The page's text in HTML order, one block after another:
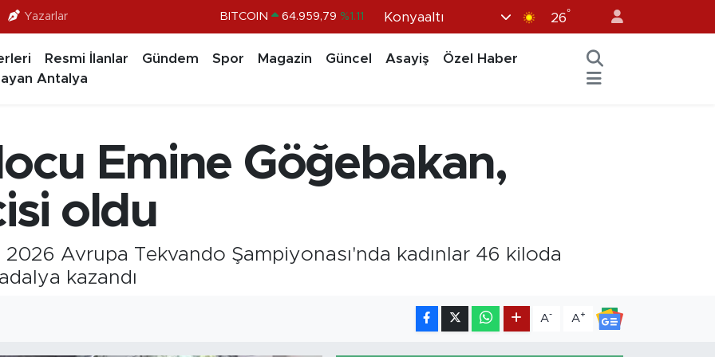
Yazarlar BITCOIN 64.959,79 %1.11
BİST100 13.779 %-14
Konyaaltı 26°
Resmi İlanlar Gündem Spor Magazin Güncel Asayiş
Özel Haber
Antalya
Emine Göğebakan,
oldu
Avrupa Tekvando Şampiyonası'nda kadınlar 46 kiloda
kazandı
A- A+